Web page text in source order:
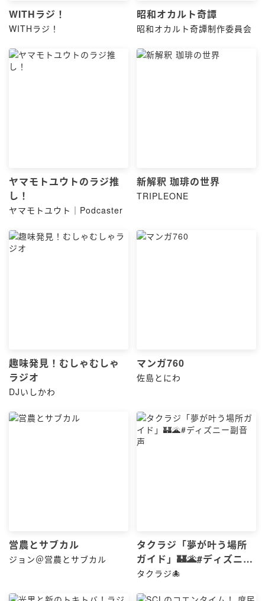
WITHラジ！
WITHラジ！
昭和オカルト奇譚
昭和オカルト奇譚制作委員会
ヤマモトユウトのラジ推
し！
ヤマモトユウト｜Podcaster
新解釈 珈琲の世界
TRIPLEONE
趣味発見！むしゃむしゃ
ラジオ
DJいしかわ
マンガ760
佐島とにわ
営農とサブカル
ジョン＠営農とサブカル
タクラジ「夢が叶う場所
ガイド」🏰🌋#ディズニー
副音声
タクラジ🐙